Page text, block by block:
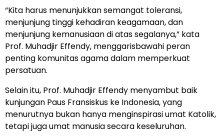
“Kita harus menunjukkan semangat toleransi,
menjunjung tinggi kehadiran keagamaan, dan
menjunjung kemanusiaan di atas segalanya,” kata
Prof. Muhadjir Effendy, menggarisbawahi peran
penting komunitas agama dalam memperkuat
persatuan.
Selain itu, Prof. Muhadjir Effendy menyambut baik
kunjungan Paus Fransiskus ke Indonesia, yang
menurutnya bukan hanya menginspirasi umat Katolik,
tetapi juga umat manusia secara keseluruhan.